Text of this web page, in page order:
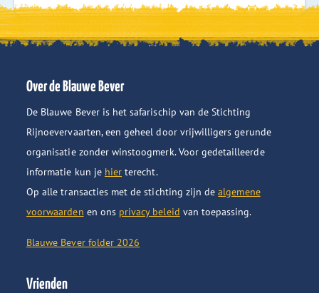
Facebook
LinkedIn
Over de Blauwe Bever
De Blauwe Bever is het safarischip van de Stichting
Rijnoevervaarten, een geheel door vrijwilligers gerunde
organisatie zonder winstoogmerk. Voor gedetailleerde
informatie kun je hier terecht.
Op alle transacties met de stichting zijn dealgemene
voorwaarden en ons privacy beleid van toepassing.
Blauwe Bever folder 2026
Vrienden